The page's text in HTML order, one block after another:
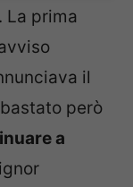
La prima
il
però
a